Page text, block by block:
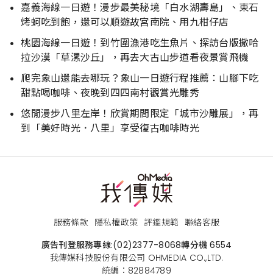
嘉義海線一日遊！漫步最美秘境「白水湖壽島」、東石
烤蚵吃到飽，還可以順遊故宮南院、用九柑仔店
桃園海線一日遊！到竹圍漁港吃生魚片、探訪台版撒哈
拉沙漠「草漯沙丘」，再去大古山步道看夜景賞飛機
爬完象山還能去哪玩？象山一日遊行程推薦：山腳下吃
甜點喝咖啡、夜晚到四四南村觀賞光雕秀
悠閒漫步八里左岸！欣賞期間限定「城市沙雕展」，再
到「美好時光．八里」享受復古咖啡時光
服務條款 隱私權政策 評鑑規範 聯絡客服
廣告刊登服務專線:(02)2377-8068轉分機 6554
我傳媒科技股份有限公司 OHMEDIA CO.,LTD.
統編：82884789